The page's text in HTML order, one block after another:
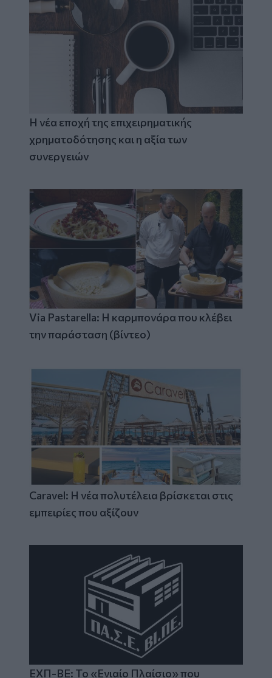
Η νέα εποχή της επιχειρηματικής
χρηματοδότησης και η αξία των
συνεργειών
Via Pastarella: Η καρμπονάρα που κλέβει
την παράσταση (βίντεο)
Caravel: Η νέα πολυτέλεια βρίσκεται στις
εμπειρίες που αξίζουν
ΕΧΠ-ΒΕ: Το «Ενιαίο Πλαίσιο» που